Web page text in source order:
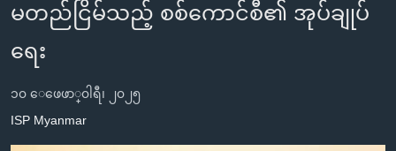
များ
ပင်မ
သို့
ကျော်
နိုင်ငံတကာ
အစ္စရေး-ပါလက်စတိုင်း
ဗွီဒီယို
ရပ်ဝန်းတခု လမ်းတခု အလွန်
အင်္ဂလိပ်စာလေ့လာမယ်
မတည်ငြိမ်သည့် စစ်ကောင်စီ၏ အုပ်ချုပ်
ရေး
၁၀ ေဖေဖာ္၀ါရီ၊ ၂၀၂၅
ISP Myanmar